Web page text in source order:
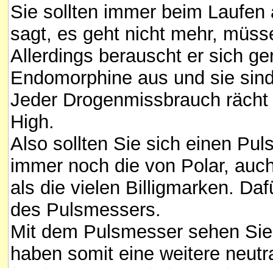
Sie sollten immer beim
sagt, es geht nicht mehr,
Allerdings berauscht er sich
Endomorphine aus und sie
Jeder Drogenmissbrauch
High.
Also sollten Sie sich einen
immer noch die von Polar,
als die vielen Billigmarken.
des Pulsmessers.
Mit dem Pulsmesser sehen
haben somit eine weitere